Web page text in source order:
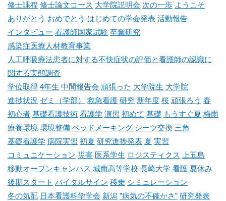
修士課程 修士論文コース 大学院説明会 次の一歩 ようこそ
ありがとう おめでとう はじめての学会発表 活動報告
インタビュー 看護師国家試験 卒業研究
感染症医療人材教育事業
人工呼吸療法患者に対する不快症状の評価と看護師の認識に
関する実態調査
学位取得 4年生 中間報告会 頑張った 大学院生 大学院
進捗状況 ゼミ（学部） 救急看護 研究 新年度 桜 頑張ろう 春
初心者 基礎看護技術 看護学 演習 初めて 基礎 もうすぐ夏 梅雨
療養環境 環境整備 ベッドメーキング シーツ交換 三角
基礎看護学 病院実習 初夏 研究進捗発表 夏 実習
コミュニケーション 災害 医系学生 ロジスティクス 上五島
移動オープンキャンパス 城南高等学校 長崎大学 看護 夏休み
後期スタート バイタルサイン 移乗 シミュレーション
冬の気配 日本看護科学学会 新潟 ”病気の不確かさ” 研究発表